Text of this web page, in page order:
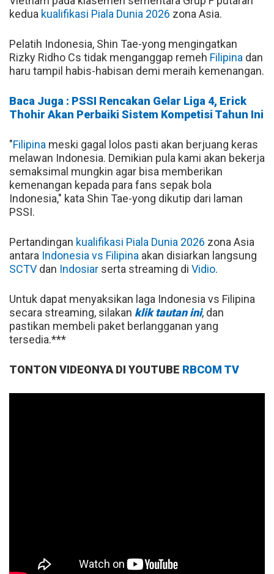
kedua kualifikasi Piala Dunia 2026 zona Asia.
Pelatih Indonesia, Shin Tae-yong mengingatkan
Rizky Ridho Cs tidak menganggap remeh Filipina dan
haru tampil habis-habisan demi meraih kemenangan.
Baca Juga : PSSI Rencakan Gelar Liga 4, Erick
Thohir Akan Perbaiki Sistem Kompetisi Tahun Ini
"Filipina meski gagal lolos pasti akan berjuang keras
melawan Indonesia. Demikian pula kami akan bekerja
semaksimal mungkin agar bisa memberikan
kemenangan kepada para fans sepak bola
Indonesia," kata Shin Tae-yong dikutip dari laman
PSSI.
Pertandingan kualifikasi Piala Dunia 2026 zona Asia
antara Indonesia vs Filipina akan disiarkan langsung
SCTV dan Indosiar serta streaming di Vidio.
Untuk dapat menyaksikan laga Indonesia vs Filipina
secara streaming, silakan klik tautan ini, dan
pastikan membeli paket berlangganan yang
tersedia.***
TONTON VIDEONYA DI YOUTUBE RBCOM TV